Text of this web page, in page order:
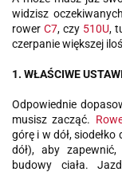
widzisz
rower C7, czy 510U,
czerpanie większej
1. WŁAŚCIWE
Odpowiednie
musisz zacząć.
górę i w dół,
dół), aby
budowy ciała.